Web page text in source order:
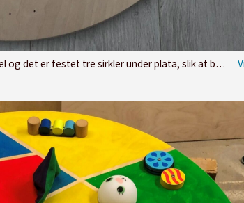
plata, slik at barna ikke klemmer seg om de får vippet den opp.